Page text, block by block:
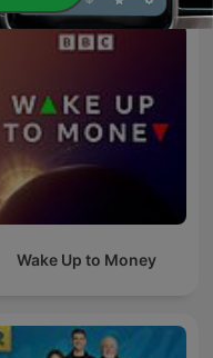
Wake Up to Money